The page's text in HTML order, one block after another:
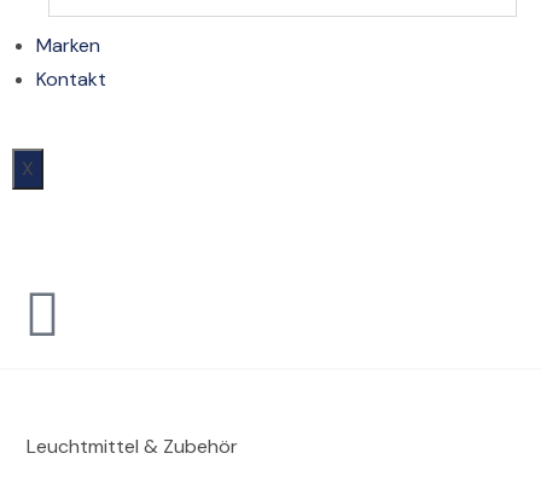
Marken
Kontakt
X
Leuchtmittel & Zubehör